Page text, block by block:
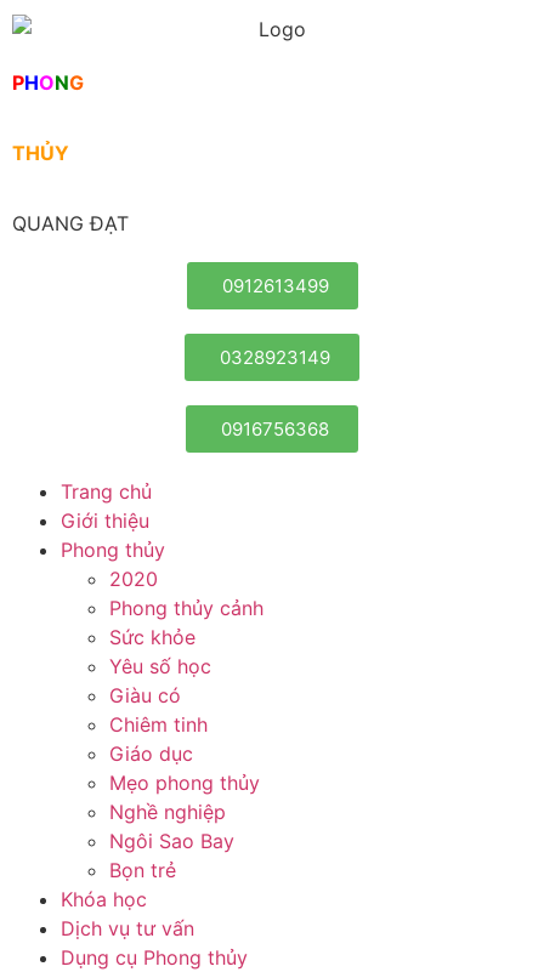
PHONG
THỦY
QUANG ĐẠT
0912613499
0328923149
0916756368
Trang chủ
Giới thiệu
Phong thủy
2020
Phong thủy cảnh
Sức khỏe
Yêu số học
Giàu có
Chiêm tinh
Giáo dục
Mẹo phong thủy
Nghề nghiệp
Ngôi Sao Bay
Bọn trẻ
Khóa học
Dịch vụ tư vấn
Dụng cụ Phong thủy